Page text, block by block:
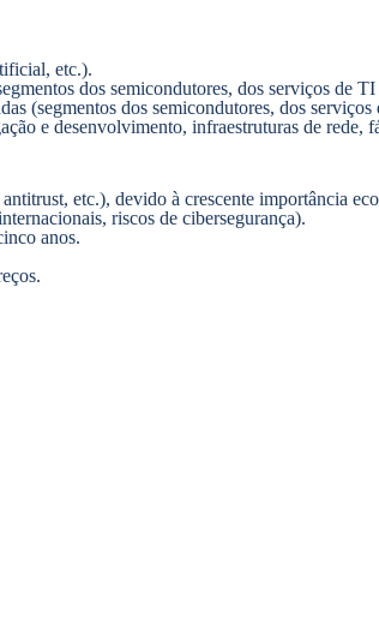
etc.).
dos semicondutores, dos serviços de
(segmentos dos semicondutores, dos
e desenvolvimento, infraestruturas de rede,
etc.), devido à crescente importância
riscos de cibersegurança).
anos.